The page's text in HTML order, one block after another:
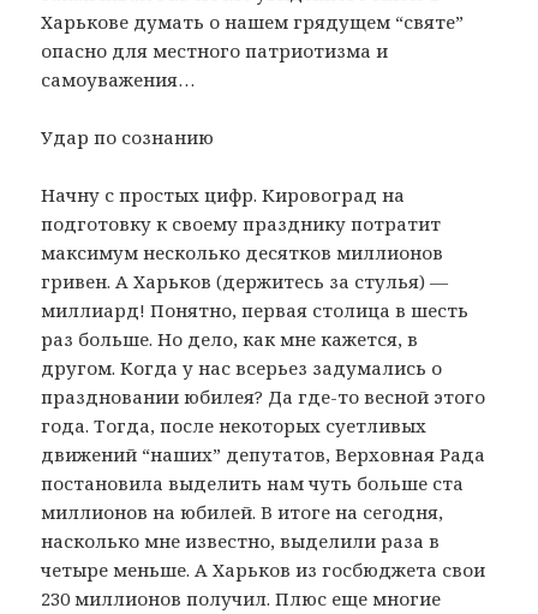
Харькове думать о нашем грядущем “святе”
опасно для местного патриотизма и
самоуважения…
Удар по сознанию
Начну с простых цифр. Кировоград на
подготовку к своему празднику потратит
максимум несколько десятков миллионов
гривен. А Харьков (держитесь за стулья) —
миллиард! Понятно, первая столица в шесть
раз больше. Но дело, как мне кажется, в
другом. Когда у нас всерьез задумались о
праздновании юбилея? Да где-то весной этого
года. Тогда, после некоторых суетливых
движений “наших” депутатов, Верховная Рада
постановила выделить нам чуть больше ста
миллионов на юбилей. В итоге на сегодня,
насколько мне известно, выделили раза в
четыре меньше. А Харьков из госбюджета свои
230 миллионов получил. Плюс еще многие